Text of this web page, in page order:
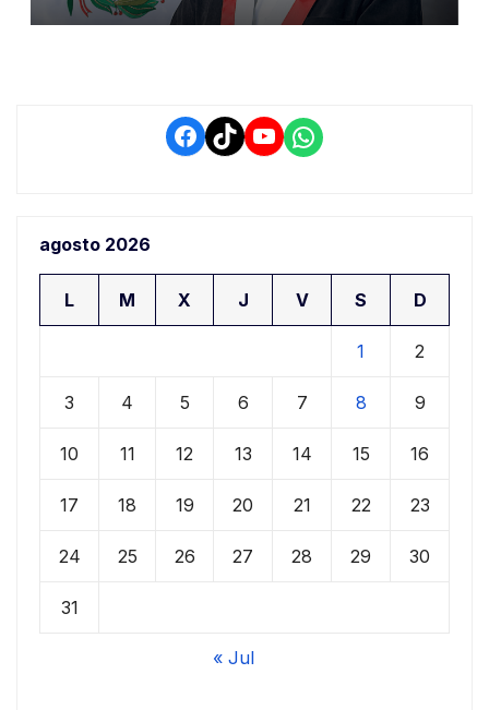
Facebook
TikTokYouTube
WhatsApp
agosto 2026
L M X J V S D
1 2
3 4 5 6 7 8 9
10 11 12 13 14 15 16
17 18 19 20 21 22 23
24 25 26 27 28 29 30
31
« Jul